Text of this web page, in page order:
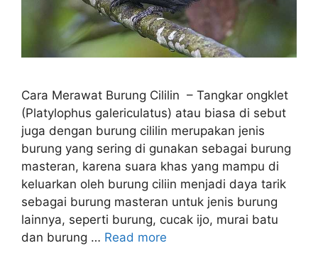
Cara Merawat Burung Cililin – Tangkar ongklet
(Platylophus galericulatus) atau biasa di sebut
juga dengan burung cililin merupakan jenis
burung yang sering di gunakan sebagai burung
masteran, karena suara khas yang mampu di
keluarkan oleh burung ciliin menjadi daya tarik
sebagai burung masteran untuk jenis burung
lainnya, seperti burung, cucak ijo, murai batu
dan burung … Read more